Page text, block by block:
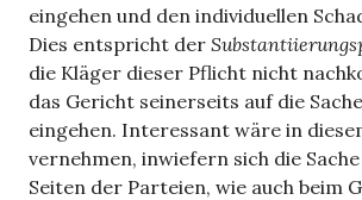
eingehen und den individuellen
Dies entspricht der
die Kläger dieser Pflicht nicht
das Gericht seinerseits auf die
eingehen. Interessant wäre in
vernehmen, inwiefern sich die
Seiten der Parteien, wie auch beim